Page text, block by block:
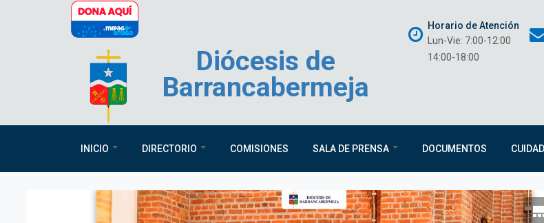
Pasar al contenido principal
Diócesis de
Barrancabermeja
Horario de Atención
Lun-Vie: 7:00-12:00
14:00-18:00
INICIO DIRECTORIO COMISIONES SALA DE PRENSA DOCUMENTOS